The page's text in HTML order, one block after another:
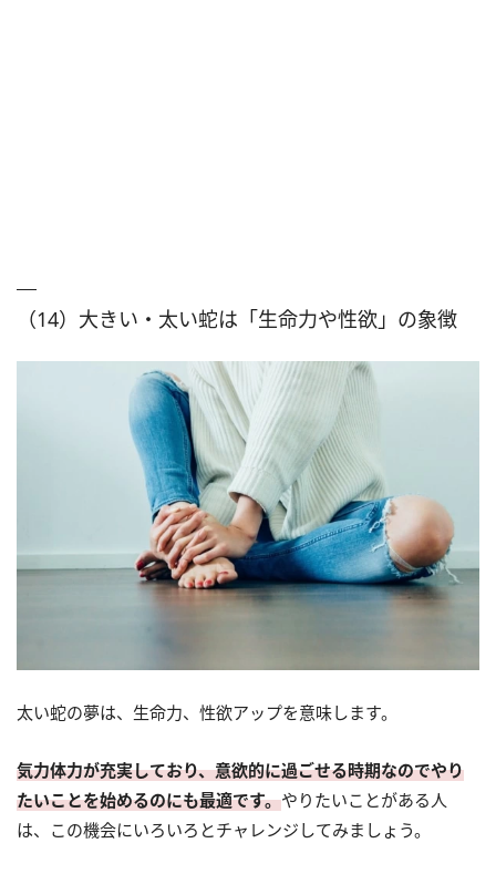
（14）大きい・太い蛇は「生命力や性欲」の象徴
太い蛇の夢は、生命力、性欲アップを意味します。
気力体力が充実しており、意欲的に過ごせる時期なのでやり
たいことを始めるのにも最適です。やりたいことがある人
は、この機会にいろいろとチャレンジしてみましょう。